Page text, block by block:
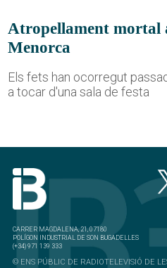
Atropellament mortal
Menorca
Els fets han ocorregut
a tocar d'una sala de festa
CARRER MAGDALENA, 21, 07180
POLÍGON INDUSTRIAL DE SON BUGADELLES
(+34) 971 139 333
© ENS PÚBLIC DE RADIOTELEVISIÓ DE